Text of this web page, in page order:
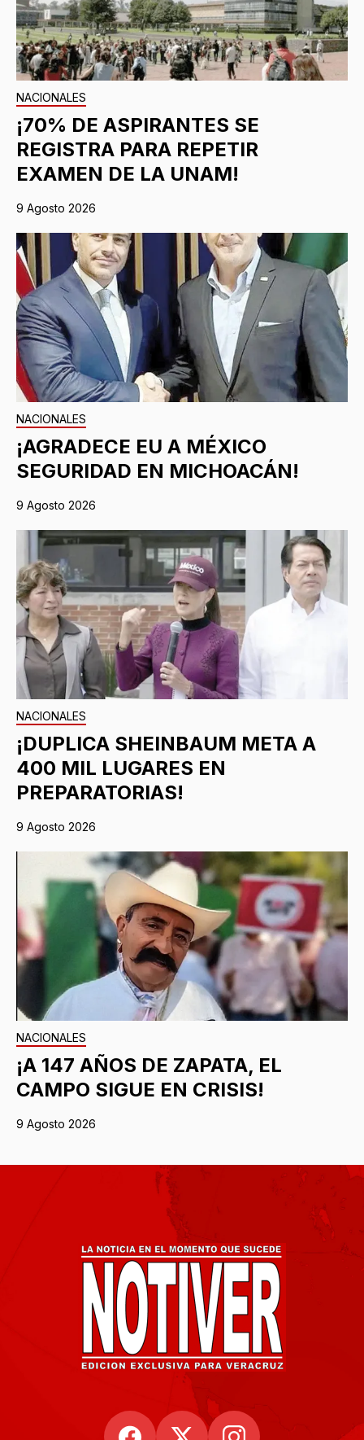
NACIONALES
¡70% DE ASPIRANTES SE
REGISTRA PARA REPETIR
EXAMEN DE LA UNAM!
9 Agosto 2026
NACIONALES
¡AGRADECE EU A MÉXICO
SEGURIDAD EN MICHOACÁN!
9 Agosto 2026
NACIONALES
¡DUPLICA SHEINBAUM META A
400 MIL LUGARES EN
PREPARATORIAS!
9 Agosto 2026
NACIONALES
¡A 147 AÑOS DE ZAPATA, EL
CAMPO SIGUE EN CRISIS!
9 Agosto 2026